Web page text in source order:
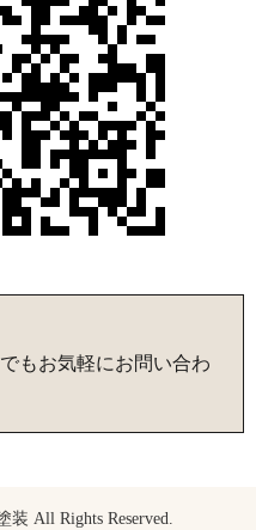
もお気軽にお問い合わ
All Rights Reserved.